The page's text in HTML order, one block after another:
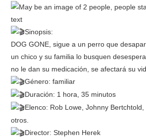
NETFLIX
ESPAÑOL
Sinopsis:
DOG GONE, sigue a un perro que
un chico y su familia lo busquen
no le dan su medicación, se afectará su
Género: familiar
Duración: 1 hora, 35 minutos
Elenco: Rob Lowe, Johnny
otros.
Director: Stephen Herek